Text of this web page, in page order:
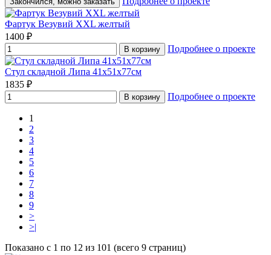
Фартук Везувий XXL желтый
1400 ₽
В корзину Подробнее о проекте
Стул складной Липа 41х51х77см
1835 ₽
В корзину Подробнее о проекте
1
2
3
4
5
6
7
8
9
>
>|
Показано с 1 по 12 из 101 (всего 9 страниц)